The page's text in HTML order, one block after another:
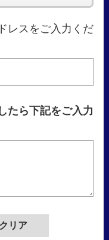
レスをご入力くだ
たら下記をご入力